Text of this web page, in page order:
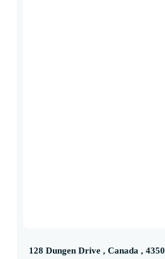
128 Dungen Drive , Canada , 4350